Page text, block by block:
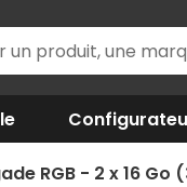
RGB - 2 x 16 Go